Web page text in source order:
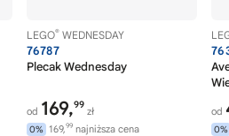
LEGO® WEDNESDAY
76787
Plecak Wednesday
od 169,99
zł
0% 169,99 najniższa cena
od
0%